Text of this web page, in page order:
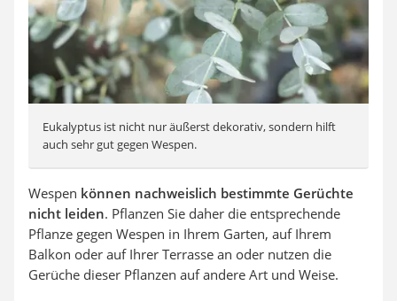
Eukalyptus ist nicht nur äußerst dekorativ, sondern hilft
auch sehr gut gegen Wespen.
Wespen können nachweislich bestimmte Gerüchte
nicht leiden. Pflanzen Sie daher die entsprechende
Pflanze gegen Wespen in Ihrem Garten, auf Ihrem
Balkon oder auf Ihrer Terrasse an oder nutzen die
Gerüche dieser Pflanzen auf andere Art und Weise.